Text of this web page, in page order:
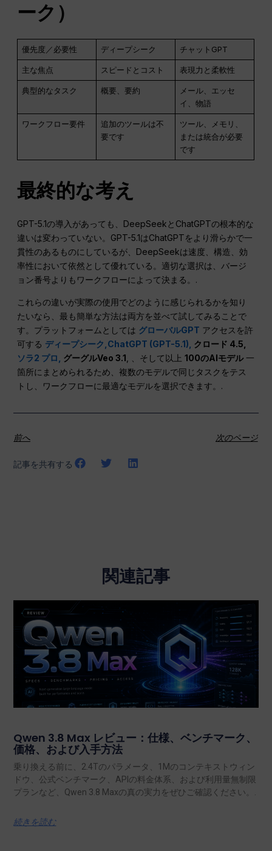
ーク）
優先度／必要性 ディープシーク チャットGPT
主な焦点 スピードとコスト 表現力と柔軟性
典型的なタスク 概要、要約
メール、エッセ
イ、物語
ワークフロー要件
追加のツールは不
要です
ツール、メモリ、
または統合が必要
です
最終的な考え
GPT-5.1の導入があっても、DeepSeekとChatGPTの根本的な
違いは変わっていない。GPT-5.1はChatGPTをより滑らかで一
貫性のあるものにしているが、DeepSeekは速度、構造、効
率性において依然として優れている。適切な選択は、バージ
ョン番号よりもワークフローによって決まる。.
これらの違いが実際の使用でどのように感じられるかを知り
たいなら、最も簡単な方法は両方を並べて試してみることで
す。プラットフォームとしては グローバルGPT アクセスを許
可する ディープシーク, ChatGPT (GPT-5.1),
クロード 4.5,
ソラ2 プロ, グーグルVeo 3.1 , 、そして以上100のAIモデル一
箇所にまとめられるため、複数のモデルで同じタスクをテス
トし、ワークフローに最適なモデルを選択できます。.
前へ 次のページ
記事を共有する
関連記事
Qwen 3.8 Max レビュー：仕様、ベンチマーク、
価格、および入手方法
乗り換える前に、2.4Tのパラメータ、1Mのコンテキストウィン
ドウ、公式ベンチマーク、APIの料金体系、および利用量無制限
プランなど、Qwen 3.8 Maxの真の実力をぜひご確認ください。.
続きを読む